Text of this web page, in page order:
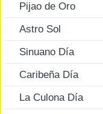
Pijao de Oro
Astro Sol
Sinuano Día
Caribeña Día
La Culona Día